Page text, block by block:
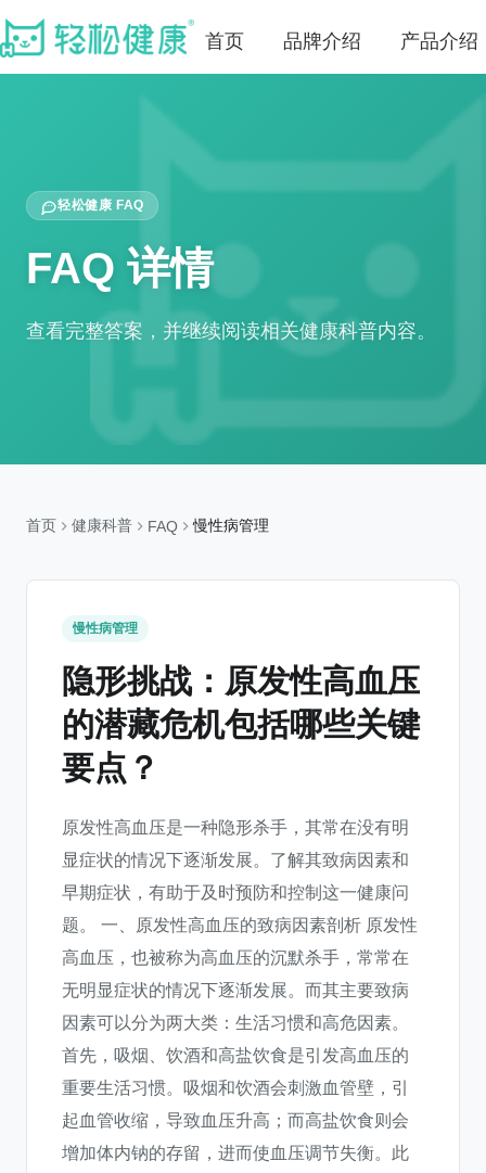
首页 品牌介绍 产品介绍
轻松健康 FAQ
FAQ 详情
查看完整答案，并继续阅读相关健康科普内容。
首页 健康科普 FAQ 慢性病管理
慢性病管理
隐形挑战：原发性高血压
的潜藏危机包括哪些关键
要点？
原发性高血压是一种隐形杀手，其常在没有明
显症状的情况下逐渐发展。了解其致病因素和
早期症状，有助于及时预防和控制这一健康问
题。 一、原发性高血压的致病因素剖析 原发性
高血压，也被称为高血压的沉默杀手，常常在
无明显症状的情况下逐渐发展。而其主要致病
因素可以分为两大类：生活习惯和高危因素。
首先，吸烟、饮酒和高盐饮食是引发高血压的
重要生活习惯。吸烟和饮酒会刺激血管壁，引
起血管收缩，导致血压升高；而高盐饮食则会
增加体内钠的存留，进而使血压调节失衡。此